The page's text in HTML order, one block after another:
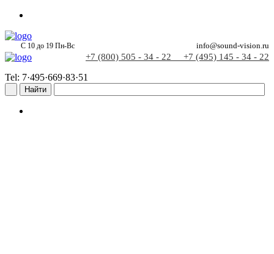
С 10 до 19 Пн-Вс info@sound-vision.ru
+7 (800) 505 - 34 - 22 +7 (495) 145 - 34 - 22
Tel: 7·495·669·83·51